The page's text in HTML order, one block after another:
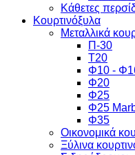
Κάθετες
Κουρτινόξυλα
Μεταλλικά
Π-30
Τ20
Φ10 -
Φ20
Φ25
Φ25
Φ35
Οικονομικά
Ξύλινα